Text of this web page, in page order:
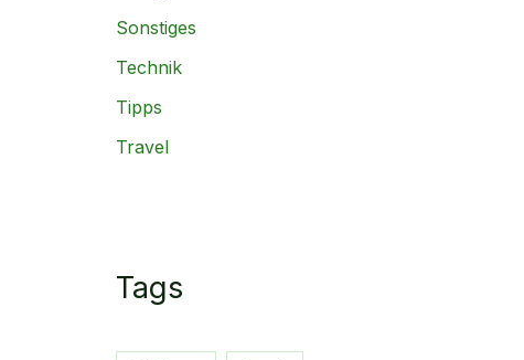
Sonstiges
Technik
Tipps
Travel
Tags